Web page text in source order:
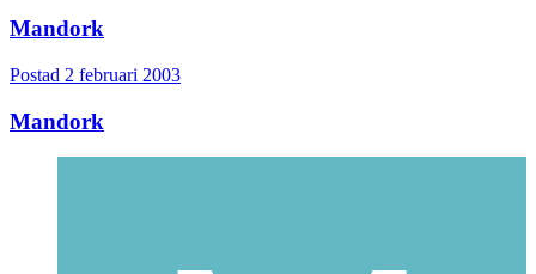
Mandork
Postad 2 februari 2003
Mandork